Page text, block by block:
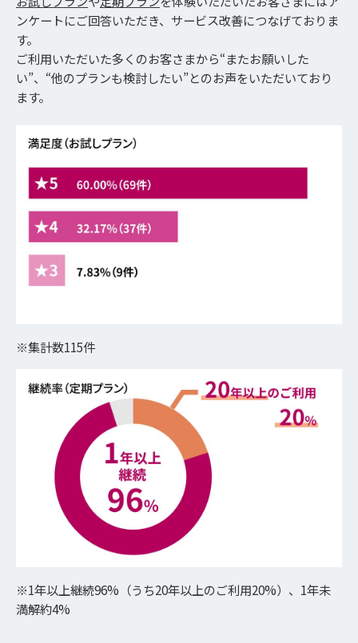
ンケートにご回答いただき、サービス改善につなげておりま
す。
ご利用いただいた多くのお客さまから“またお願いした
い”、“他のプランも検討したい”とのお声をいただいており
ます。
※集計数115件
※1年以上継続96%（うち20年以上のご利用20%）、1年未
満解約4%